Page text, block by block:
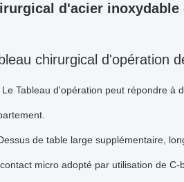
d'acier inoxydable
chirurgical d'opération
Le Tableau d'opération peut répondre à
de table large supplémentaire,
micro adopté par utilisation de